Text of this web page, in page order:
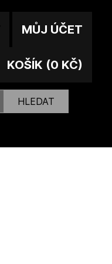
HLEDAT
MŮJ ÚČET
KOŠÍK (0 KČ)